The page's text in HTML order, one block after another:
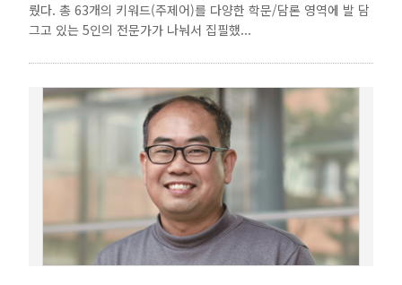
뤘다. 총 63개의 키워드(주제어)를 다양한 학문/담론 영역에 발 담
그고 있는 5인의 전문가가 나눠서 집필했...